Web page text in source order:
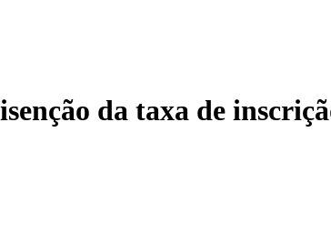
da taxa de